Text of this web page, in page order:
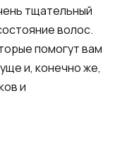
тщательный
волос.
помогут вам
и, конечно же,
и